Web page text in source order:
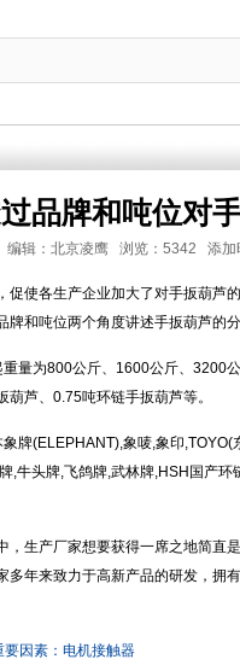
品牌和吨位对
编辑：北京凌鹰 浏览：5342 添加
促使各生产企业加大了对手扳葫芦
和吨位两个角度讲述手扳葫芦的分
量为800公斤、1600公斤、3200
芦、0.75吨环链手扳葫芦等。
牌(ELEPHANT),象唛,象印
,牛头牌,飞鸽牌,武林牌,HSH国产
，生产厂家想要获得一席之地简直
年来致力于高新产品的研发，拥
因素：电机接触器